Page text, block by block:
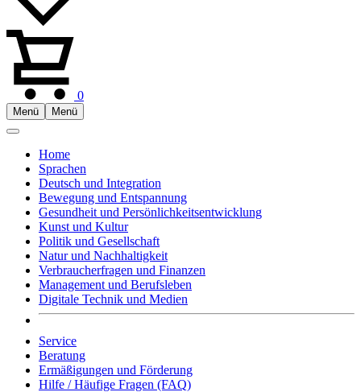
0
Menü Menü
Home
Sprachen
Deutsch und Integration
Bewegung und Entspannung
Gesundheit und Persönlichkeitsentwicklung
Kunst und Kultur
Politik und Gesellschaft
Natur und Nachhaltigkeit
Verbraucherfragen und Finanzen
Management und Berufsleben
Digitale Technik und Medien
Service
Beratung
Ermäßigungen und Förderung
Hilfe / Häufige Fragen (FAQ)